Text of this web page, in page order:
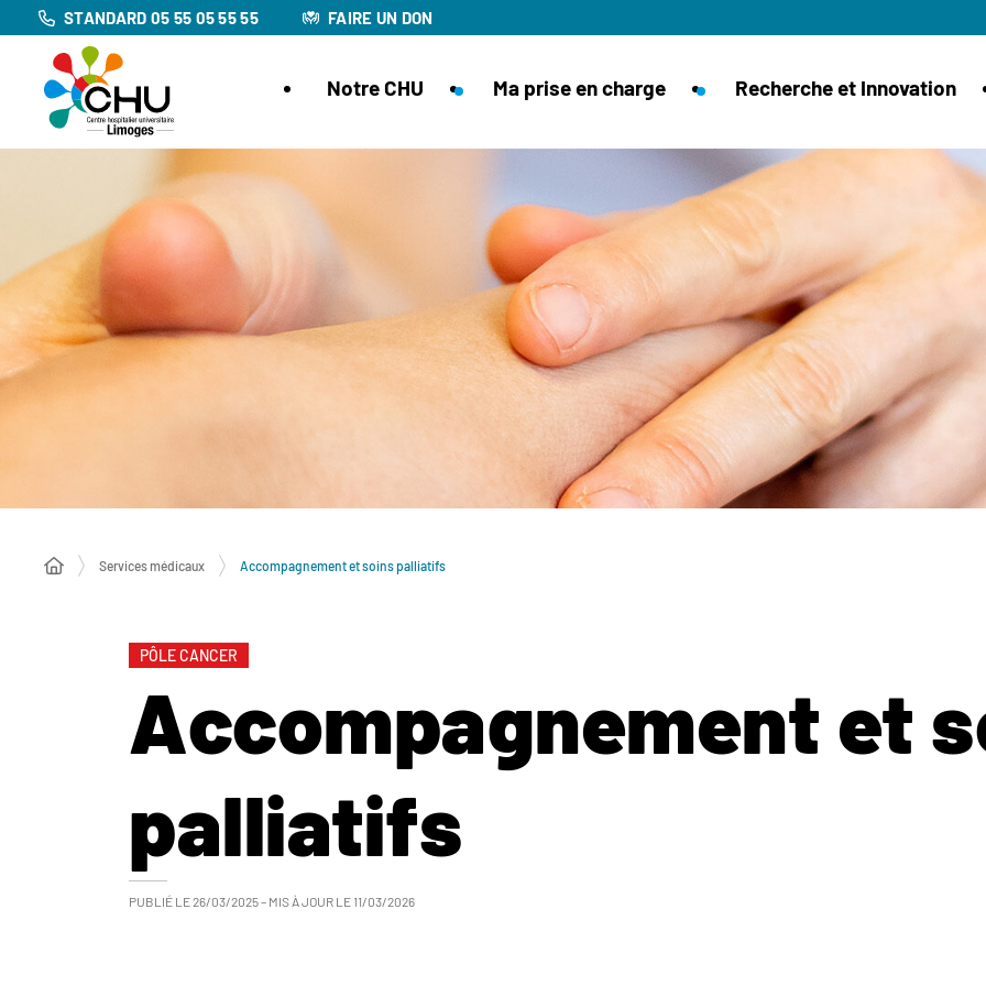
STANDARD 05 55 05 55 55 FAIRE UN DON
Notre CHU Ma prise en charge Recherche et Innovation
Services médicaux Accompagnement et soins palliatifs
PÔLE CANCER
Accompagnement et
palliatifs
PUBLIÉ LE26/03/2025– MIS À JOUR LE 11/03/2026